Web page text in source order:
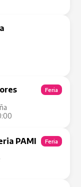
Feria
PAMI Feria